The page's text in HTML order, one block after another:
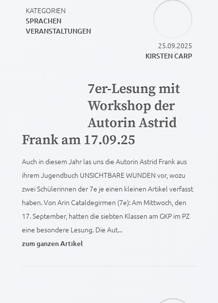
KATEGORIEN
SPRACHEN
VERANSTALTUNGEN
25.09.2025
KIRSTEN CARP
7er-Lesung mit
Workshop der
Autorin Astrid
Frank am 17.09.25
Auch in diesem Jahr las uns die Autorin Astrid Frank aus
ihrem Jugendbuch UNSICHTBARE WUNDEN vor, wozu
zwei Schülerinnen der 7e je einen kleinen Artikel verfasst
haben. Von Arin Cataldegirmen (7e): Am Mittwoch, den
17. September, hatten die siebten Klassen am GKP im PZ
eine besondere Lesung. Die Aut...
zum ganzen Artikel